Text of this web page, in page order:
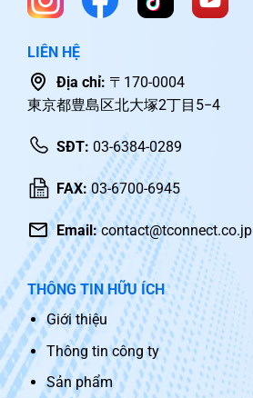
LIÊN HỆ
Địa chỉ: 〒170-0004
東京都豊島区北大塚2丁目5−4
SĐT: 03-6384-0289
FAX:03-6700-6945
Email: contact@tconnect.co.jp
THÔNG TIN HỮU ÍCH
Giới thiệu
Thông tin công ty
Sản phẩm